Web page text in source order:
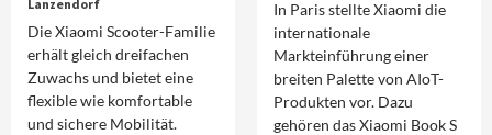
Lanzendorf
Die Xiaomi Scooter-Familie
erhält gleich dreifachen
Zuwachs und bietet eine
flexible wie komfortable
und sichere Mobilität.
In Paris stellte Xiaomi die
internationale
Markteinführung einer
breiten Palette von AIoT-
Produkten vor. Dazu
gehören das Xiaomi Book S